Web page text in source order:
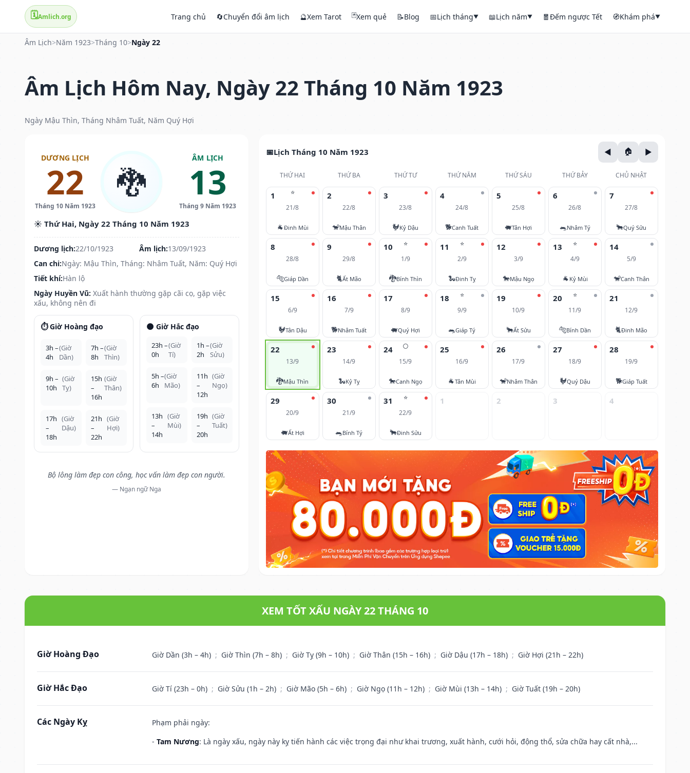
🗓️Amlich.org Trang chủ 🔄Chuyển đổi âm lịch 🔮Xem Tarot 🃏Xem quẻ 📝Blog 📅Lịch tháng▼ 📖Lịch năm▼ 🧧Đếm ngược Tết 🧭Khám phá▼
Âm Lịch>Năm 1923>Tháng 10>Ngày 22
Âm Lịch Hôm Nay, Ngày 22 Tháng 10 Năm 1923
Ngày Mậu Thìn, Tháng Nhâm Tuất, Năm Quý Hợi
DƯƠNG LỊCH
22
Tháng 10 Năm 1923
🐉
ÂM LỊCH
13
Tháng 9 Năm 1923
☀️ Thứ Hai, Ngày 22 Tháng 10 Năm 1923
Dương lịch:22/10/1923 Âm lịch:13/09/1923
Can chi:Ngày: Mậu Thìn, Tháng: Nhâm Tuất, Năm: Quý Hợi
Tiết khí:Hàn lộ
Ngày Huyền Vũ: Xuất hành thường gặp cãi cọ, gặp việc
xấu, không nên đi
⏱️ Giờ Hoàng đạo
3h –
4h
(Giờ
Dần)
7h –
8h
(Giờ
Thìn)
9h –
10h
(Giờ
Tỵ)
15h
–
16h
(Giờ
Thân)
17h
–
18h
(Giờ
Dậu)
21h
–
22h
(Giờ
Hợi)
🌑 Giờ Hắc đạo
23h –
0h
(Giờ
Tí)
1h –
2h
(Giờ
Sửu)
5h –
6h
(Giờ
Mão)
11h
–
12h
(Giờ
Ngọ)
13h
–
14h
(Giờ
Mùi)
19h
–
20h
(Giờ
Tuất)
Bộ lông làm đẹp con công, học vấn làm đẹp con người.
— Ngạn ngữ Nga
Lịch Tháng 10 Năm 1923
THỨ HAI THỨ BA THỨ TƯ THỨ NĂM THỨ SÁU THỨ BẢY
CHỦ NHẬT
⭐
1
21/8
🐐Đinh Mùi
2
22/8
🐒Mậu Thân
3
23/8
🐓Kỷ Dậu
4
24/8
🐕Canh Tuất
5
25/8
🐖Tân Hợi
6
26/8
🐀Nhâm Tý
7
27/8
🐂Quý Sửu
8
28/8
🐅Giáp Dần
9
29/8
🐈Ất Mão
⭐
10
1/9
🐉Bính Thìn
⭐
11
2/9
🐍Đinh Tỵ
12
3/9
🐎Mậu Ngọ
⭐
13
4/9
🐐 Kỷ Mùi
14
5/9
🐒Canh Thân
15
6/9
🐓Tân Dậu
16
7/9
🐕Nhâm Tuất
17
8/9
🐖Quý Hợi
⭐
18
9/9
🐀Giáp Tý
19
10/9
🐂Ất Sửu
⭐
20
11/9
🐅Bính Dần
21
12/9
🐈Đinh Mão
22
13/9
🐉Mậu Thìn
23
14/9
🐍Kỷ Tỵ
🌕
24
15/9
🐎Canh Ngọ
25
16/9
🐐Tân Mùi
26
17/9
🐒Nhâm Thân
27
18/9
🐓Quý Dậu
28
19/9
🐕Giáp Tuất
29
20/9
🐖Ất Hợi
30
21/9
🐀Bính Tý
⭐
31
22/9
🐂Đinh Sửu
1 2 3 4
XEM TỐT XẤU NGÀY 22 THÁNG 10
Giờ Hoàng Đạo Giờ Dần (3h – 4h) ; Giờ Thìn (7h – 8h) ; Giờ Tỵ (9h – 10h) ; Giờ Thân (15h – 16h) ; Giờ Dậu (17h – 18h) ; Giờ Hợi (21h – 22h)
Giờ Hắc Đạo Giờ Tí (23h – 0h) ; Giờ Sửu (1h – 2h) ; Giờ Mão (5h – 6h) ; Giờ Ngọ (11h – 12h) ; Giờ Mùi (13h – 14h) ; Giờ Tuất (19h – 20h)
Các Ngày Kỵ
Phạm phải ngày:
- Tam Nương: Là ngày xấu, ngày này kỵ tiến hành các việc trọng đại như khai trương, xuất hành, cưới hỏi, động thổ, sửa chữa hay cất nhà,...